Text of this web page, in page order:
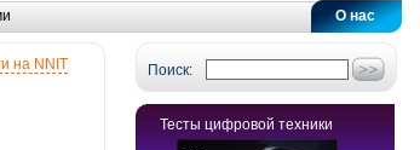
О нас
Поиск:
Тесты цифровой техники
на NNIT